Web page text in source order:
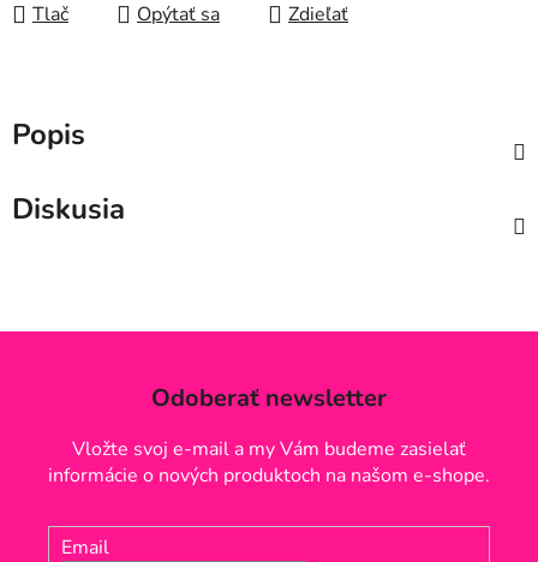
Tlač Opýtať sa Zdieľať
Popis
Diskusia
Odoberať newsletter
Vložte svoj e-mail a my Vám budeme zasielať
informácie o nových produktoch na našom e-shope.
Email